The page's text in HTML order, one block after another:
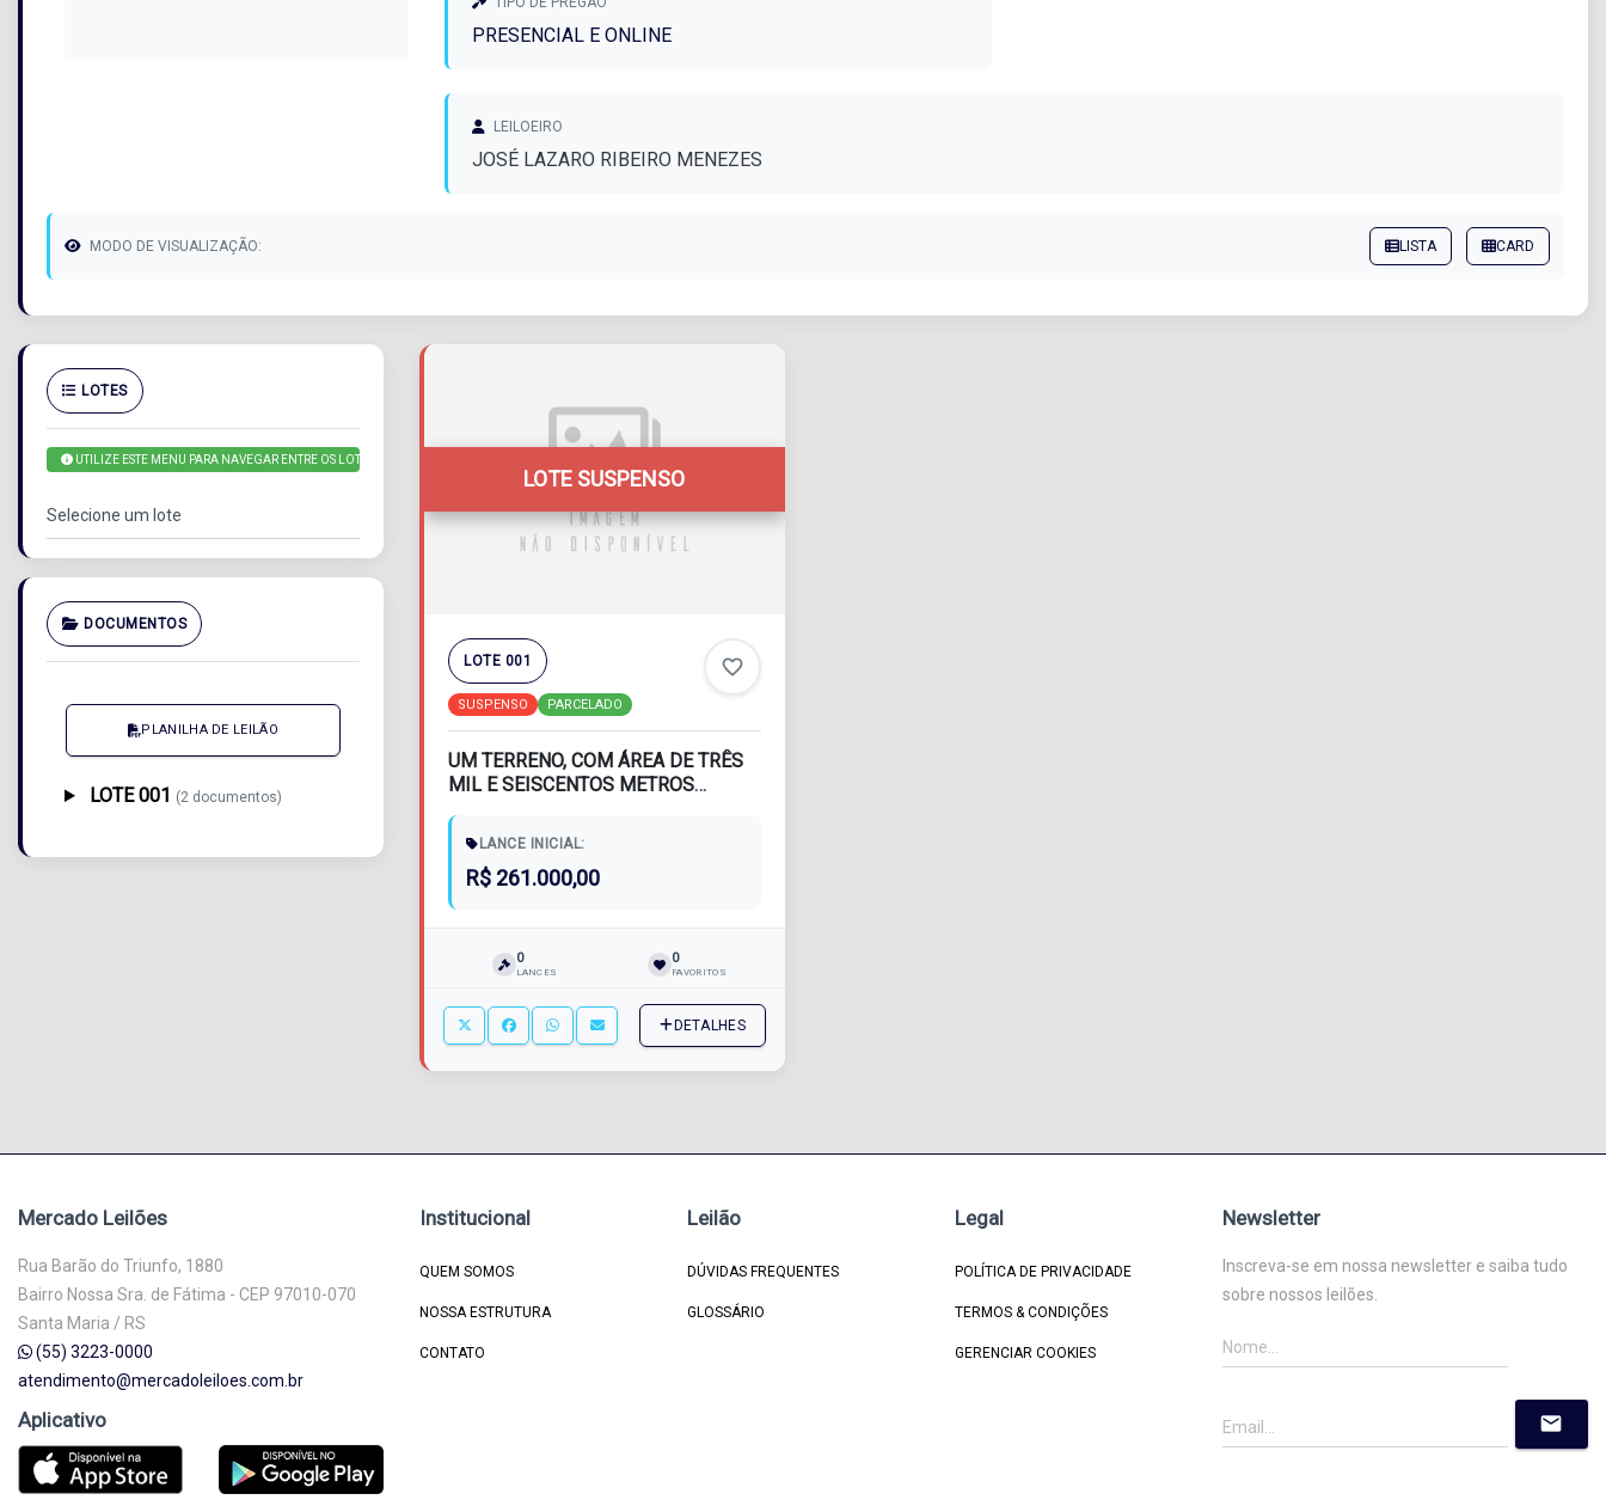
PRESENCIAL E ONLINE
LEILOEIRO
JOSÉ LAZARO RIBEIRO MENEZES
MODO DE VISUALIZAÇÃO: LISTA CARD
LOTES
UTILIZE ESTE MENU PARA NAVEGAR ENTRE OS LOTES
DOCUMENTOS
PLANILHA DE LEILÃO
LOTE 001 (2 documentos)
LOTE SUSPENSO
LOTE 001
SUSPENSO PARCELADO
favorite_border
UM TERRENO, COM ÁREA DE TRÊS
MIL E SEISCENTOS METROS
LANCE INICIAL:
R$ 261.000,00
0
LANCES
0
FAVORITOS
DETALHES
Mercado Leilões
Rua Barão do Triunfo, 1880
Bairro Nossa Sra. de Fátima - CEP 97010-070
Santa Maria / RS
(55) 3223-0000
atendimento@mercadoleiloes.com.br
Aplicativo
Institucional
QUEM SOMOS
NOSSA ESTRUTURA
CONTATO
Leilão
DÚVIDAS FREQUENTES
GLOSSÁRIO
Legal
POLÍTICA DE PRIVACIDADE
TERMOS & CONDIÇÕES
GERENCIAR COOKIES
Newsletter
Inscreva-se em nossa newsletter e saiba tudo
sobre nossos leilões.
mail